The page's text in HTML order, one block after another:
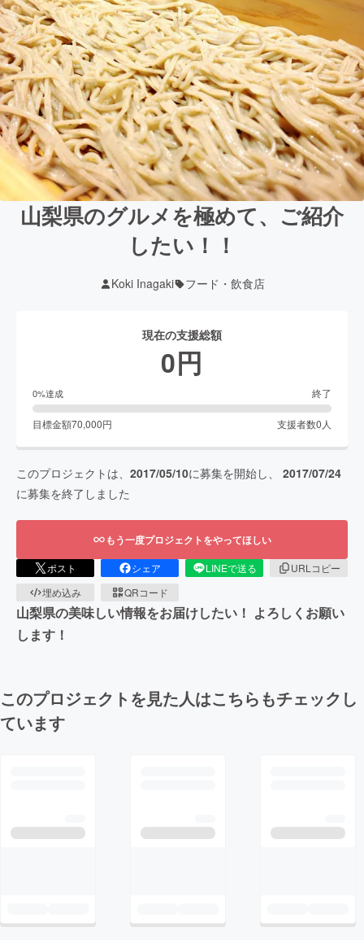
山梨県のグルメを極めて、ご紹介
したい！！
Koki Inagaki フード・飲食店
現在の支援総額
0円
0%達成 終了
目標金額70,000円 支援者数0 人
このプロジェクトは、 2017/05/10に募集を開始し、 2017/07/24
に募集を終了しました
もう一度プロジェクトをやってほしい
ポスト シェア LINEで送る
URLコピー
埋め込み
QRコード
山梨県の美味しい情報をお届けしたい！ よろしくお願い
します！
このプロジェクトを見た人はこちらもチェックし
ています